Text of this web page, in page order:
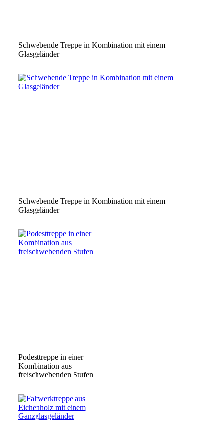
Schwebende Treppe in Kombination mit einem
Glasgeländer
Schwebende Treppe in Kombination mit einem
Glasgeländer
Podesttreppe in einer
Kombination aus
freischwebenden Stufen